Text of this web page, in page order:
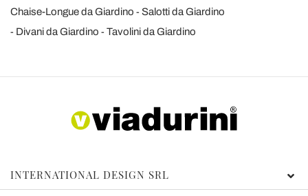
Chaise-Longue da Giardino
Salotti da Giardino
Divani da Giardino
Tavolini da Giardino
INTERNATIONAL DESIGN SRL